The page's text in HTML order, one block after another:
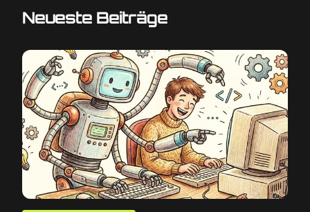
Neueste Beiträge